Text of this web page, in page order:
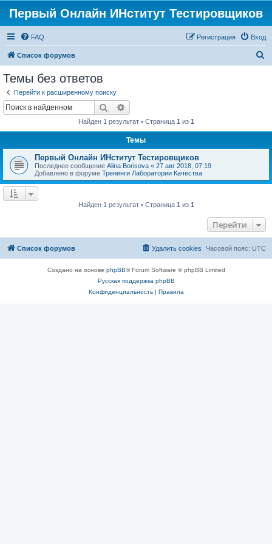
Первый Онлайн ИНститут Тестировщиков
FAQ Вход
Регистрация
Список форумов
Темы без ответов
Перейти к расширенному поиску
Поиск
Найден 1 результат • Страница 1 из 1
Темы
Первый Онлайн ИНститут Тестировщиков
Последнее сообщение Alina Borisova « 27 авг 2018, 07:19
Добавлено в форуме Тренинги Лаборатории Качества
Найден 1 результат • Страница 1 из 1
Перейти
Список форумов Часовой пояс: UTC
Удалить cookies
Создано на основе phpBB® Forum Software © phpBB Limited
Русская поддержка phpBB
Конфиденциальность| Правила